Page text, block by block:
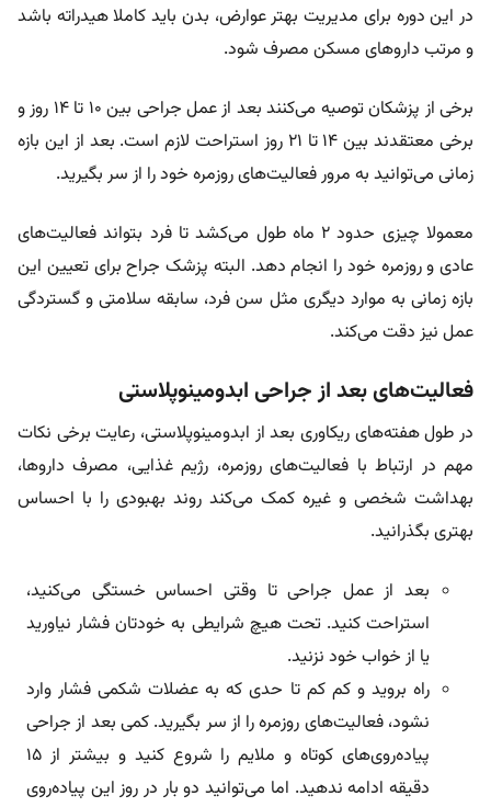
در این دوره برای مدیریت بهتر عوارض، بدن باید کاملا هیدراته باشد
و مرتب داروهای مسکن مصرف شود.
برخی از پزشکان توصیه می‌کنند بعد از عمل جراحی بین ۱۰ تا ۱۴ روز و
برخی معتقدند بین ۱۴ تا ۲۱ روز استراحت لازم است. بعد از این بازه
زمانی می‌توانید به مرور فعالیت‌های روزمره خود را از سر بگیرید.
معمولا چیزی حدود ۲ ماه طول می‌کشد تا فرد بتواند فعالیت‌های
عادی و روزمره خود را انجام دهد. البته پزشک جراح برای تعیین این
بازه زمانی به موارد دیگری مثل سن فرد، سابقه سلامتی و گستردگی
عمل نیز دقت می‌کند.
فعالیت‌های بعد از جراحی ابدومینوپلاستی
در طول هفته‌های ریکاوری بعد از ابدومینوپلاستی، رعایت برخی نکات
مهم در ارتباط با فعالیت‌های روزمره، رژیم غذایی،‌ مصرف داروها،
بهداشت شخصی و غیره‌ کمک می‌کند روند بهبودی را با احساس
بهتری بگذرانید.
بعد از عمل جراحی تا وقتی احساس خستگی می‌کنید،
استراحت کنید. تحت هیچ شرایطی به خودتان فشار نیاورید
یا از خواب خود نزنید.
راه بروید و کم کم تا حدی که به عضلات شکمی فشار وارد
نشود، فعالیت‌های روزمره را از سر بگیرید. کمی بعد از جراحی
پیاده‌روی‌های کوتاه و ملایم را شروع کنید و بیشتر از ۱۵
دقیقه ادامه ندهید. اما می‌توانید دو بار در روز این پیاده‌روی